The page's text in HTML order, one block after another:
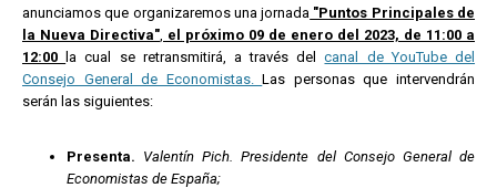
anunciamos que organizaremos una jornada "Puntos Principales de
la Nueva Directiva", el próximo 09 de enero del 2023, de 11:00 a
12:00
la cual se retransmitirá, a través delcanal de YouTube del
Consejo General de Economistas.Las personas que intervendrán
serán las siguientes:
Presenta. Valentín Pich. Presidente del Consejo General de
Economistas de España;